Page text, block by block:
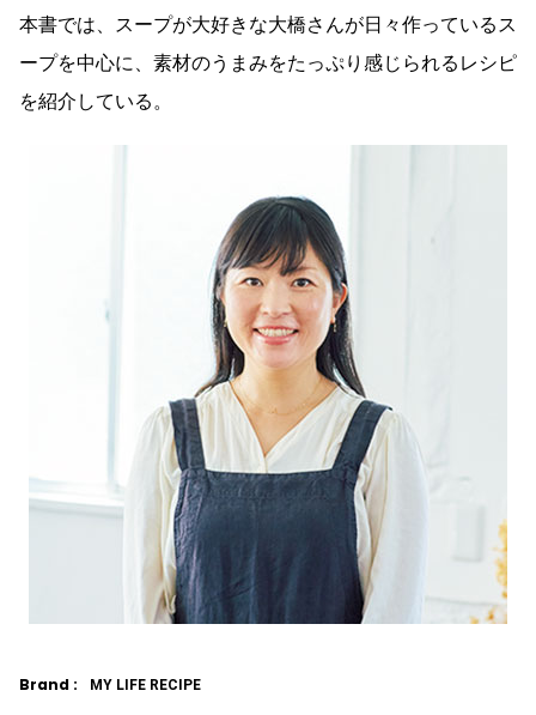
本書では、スープが大好きな大橋さんが日々作っているス
ープを中心に、素材のうまみをたっぷり感じられるレシピ
を紹介している。
Brand : MY LIFE RECIPE